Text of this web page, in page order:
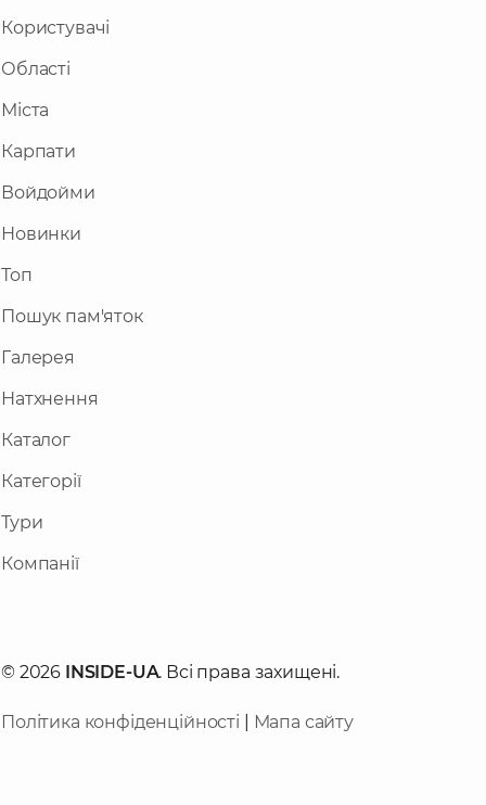
Користувачі
Області
Міста
Карпати
Войдойми
Новинки
Топ
Пошук пам'яток
Галерея
Натхнення
Каталог
Категорії
Тури
Компанії
© 2026 INSIDE-UA. Всі права захищені.
Політика конфіденційності Мапа сайту